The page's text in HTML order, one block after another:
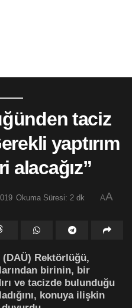
taciz
yaptırım
alacağız”
Okuma Süresi: 2 dk AA
Rektörlüğü,
birinin, bir
ve tacizde bulunduğu
konuya ilişkin